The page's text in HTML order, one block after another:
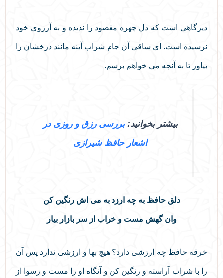
دیرگاهی است که دل چهره مقصود را ندیده و به آرزوی خود
نرسیده است. ای ساقی آن جام شراب آینه مانند درخشان را
بیاور تا به آنچه می خواهم برسم.
بیشتر بخوانید:بررسی رزق و روزی در
اشعار حافظ شیرازی
دلق حافظ به چه ارزد به می‌ اش رنگین کن
وان گهش مست و خراب از سر بازار بیار
خرقه حافظ چه ارزشی دارد؟ هیچ بها و ارزشی ندارد پس آن
را با شراب آراسته و رنگین کن و آنگاه او را مست و رسوا از